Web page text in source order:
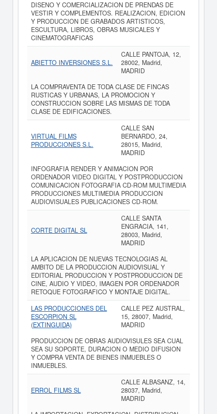
DISENO Y COMERCIALIZACION DE PRENDAS DE
VESTIR Y COMPLEMENTOS. REALIZACION, EDICION
Y PRODUCCION DE GRABADOS ARTISTICOS,
ESCULTURA, LIBROS, OBRAS MUSICALES Y
CINEMATOGRAFICAS
ABIETTO INVERSIONES S.L.
CALLE PANTOJA, 12,
28002, Madrid,
MADRID
LA COMPRAVENTA DE TODA CLASE DE FINCAS
RUSTICAS Y URBANAS, LA PROMOCION Y
CONSTRUCCION SOBRE LAS MISMAS DE TODA
CLASE DE EDIFICACIONES.
VIRTUAL FILMS
PRODUCCIONES S.L.
CALLE SAN
BERNARDO, 24,
28015, Madrid,
MADRID
INFOGRAFIA RENDER Y ANIMACION POR
ORDENADOR VIDEO DIGITAL Y POSTPRODUCCION
COMUNICACION FOTOGRAFIA CD-ROM MULTIMEDIA
PRODUCCIONES MULTIMEDIA PRODUCCION
AUDIOVISUALES PUBLICACIONES CD-ROM.
CORTE DIGITAL SL
CALLE SANTA
ENGRACIA, 141,
28003, Madrid,
MADRID
LA APLICACION DE NUEVAS TECNOLOGIAS AL
AMBITO DE LA PRODUCCION AUDIOVISUAL Y
EDITORIAL PRODUCCION Y POSTPRODUCCION DE
CINE, AUDIO Y VIDEO, IMAGEN POR ORDENADOR
RETOQUE FOTOGRAFICO Y MONTAJE DIGITAL.
LAS PRODUCCIONES DEL
ESCORPION SL
(EXTINGUIDA)
CALLE PEZ AUSTRAL,
15, 28007, Madrid,
MADRID
PRODUCCION DE OBRAS AUDIOVISULES SEA CUAL
SEA SU SOPORTE, DURACION O MEDIO DIFUSION
Y COMPRA VENTA DE BIENES INMUEBLES O
INMUEBLES.
ERROL FILMS SL
CALLE ALBASANZ, 14,
28037, Madrid,
MADRID